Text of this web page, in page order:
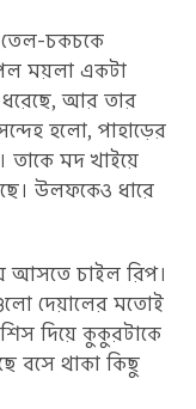
তেল-চকচকে
ময়লা একটা
আর তার
হলো, পাহাড়ের
মদ খাইয়ে
উলফকেও ধারে
আসতে চাইল রিপ।
দেয়ালের মতোই
দিয়ে কুকুরটাকে
বসে থাকা কিছু